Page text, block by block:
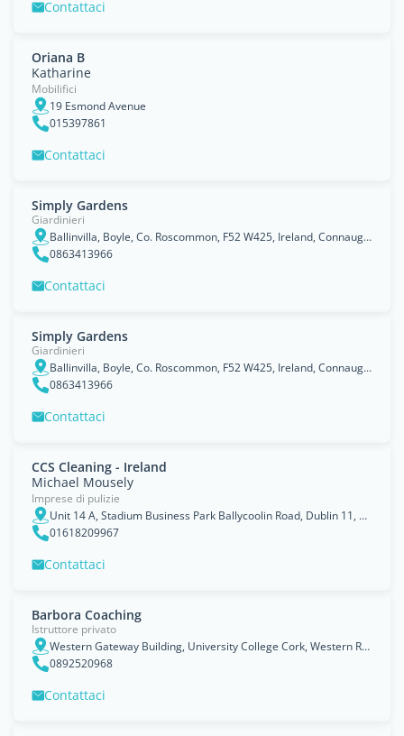
Contattaci
Oriana B
Katharine
Mobilifici
19 Esmond Avenue
015397861
Contattaci
Simply Gardens
Giardinieri
Ballinvilla, Boyle, Co. Roscommon, F52 W425, Ireland, Connaught
0863413966
Contattaci
Simply Gardens
Giardinieri
Ballinvilla, Boyle, Co. Roscommon, F52 W425, Ireland, Connaught
0863413966
Contattaci
CCS Cleaning - Ireland
Michael Mousely
Imprese di pulizie
Unit 14 A, Stadium Business Park Ballycoolin Road, Dublin 11, Leinster
01618209967
Contattaci
Barbora Coaching
Istruttore privato
Western Gateway Building, University College Cork, Western Road, Cork, T12 XF62, Cork City, Munster
0892520968
Contattaci